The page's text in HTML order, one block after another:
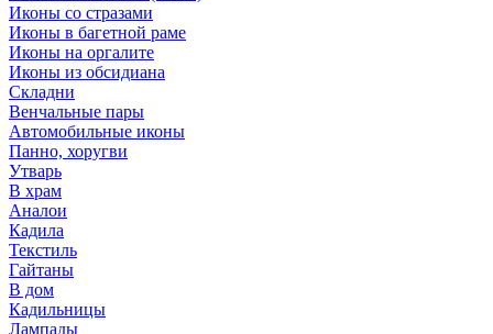
Иконы со стразами
Иконы в багетной раме
Иконы на оргалите
Иконы из обсидиана
Складни
Венчальные пары
Автомобильные иконы
Панно, хоругви
Утварь
В храм
Аналои
Кадила
Текстиль
Гайтаны
В дом
Кадильницы
Лампады